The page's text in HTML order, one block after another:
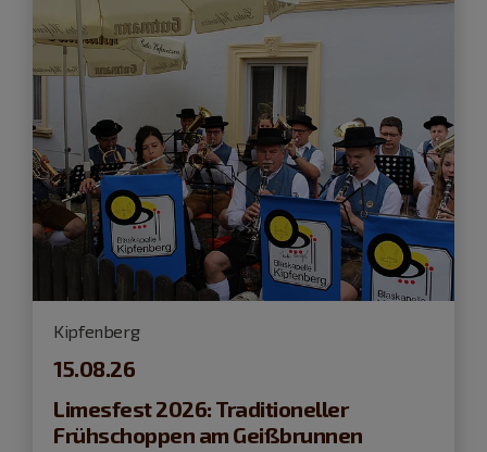
Kipfenberg
15.08.26
Limesfest 2026: Traditioneller
Frühschoppen am Geißbrunnen